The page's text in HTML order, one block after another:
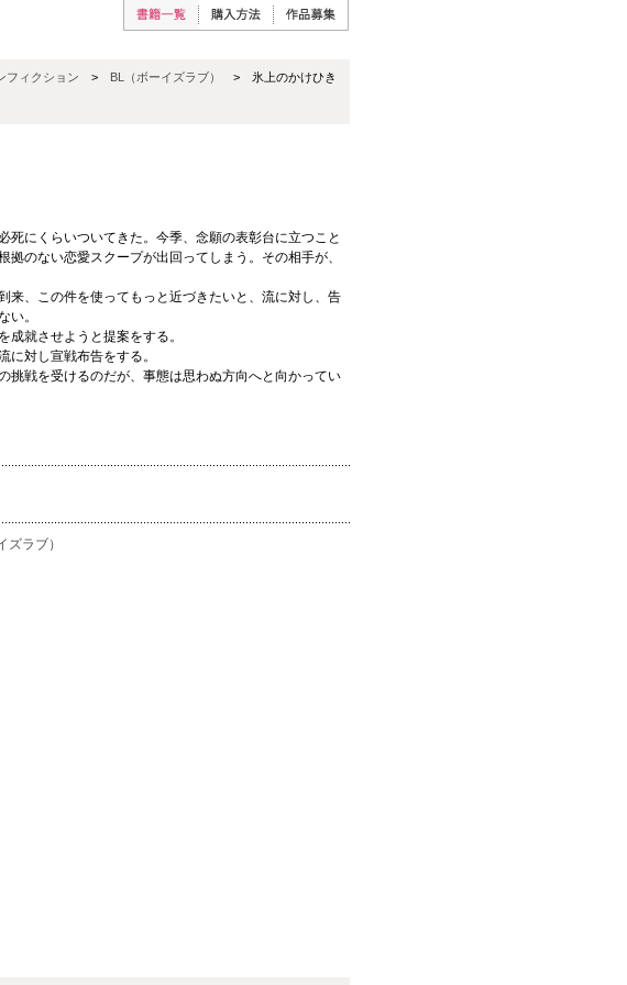
フィクション > BL（ボーイズラブ） > 氷上のかけひき
死にくらいついてきた。今季、念願の表彰台に立つこと
のない恋愛スクープが出回ってしまう。その相手が、
来、この件を使ってもっと近づきたいと、流に対し、告
い。
成就させようと提案をする。
に対し宣戦布告をする。
挑戦を受けるのだが、事態は思わぬ方向へと向かってい
ズラブ）